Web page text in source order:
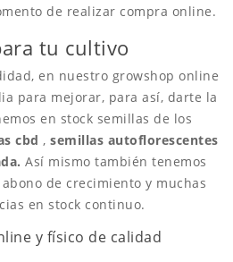
de realizar compra online.
tu cultivo
en nuestro growshop online
para mejorar, para así, darte la
en stock semillas de los
cbd , semillas autoflorescentes
Así mismo también tenemos
de crecimiento y muchas
en stock continuo.
y físico de calidad